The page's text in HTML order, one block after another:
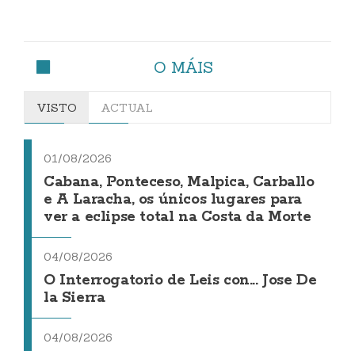
O MÁIS
VISTO ACTUAL
01/08/2026
Cabana, Ponteceso, Malpica, Carballo
e A Laracha, os únicos lugares para
ver a eclipse total na Costa da Morte
04/08/2026
O Interrogatorio de Leis con... Jose De
la Sierra
04/08/2026